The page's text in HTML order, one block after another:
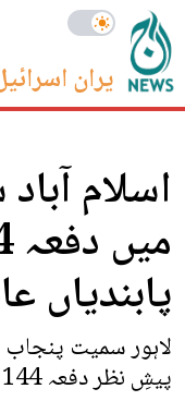
ایران
اسلام
پابندیاں
لاہور سمیت
پیشِ نظر دفعہ 144 نافذ کر دی گئی ہے